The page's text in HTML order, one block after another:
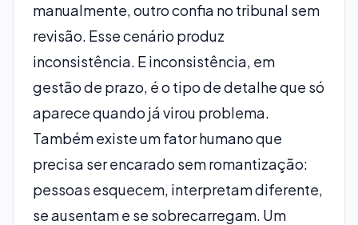
manualmente, outro confia no tribunal sem
revisão. Esse cenário produz
inconsistência. E inconsistência, em
gestão de prazo, é o tipo de detalhe que só
aparece quando já virou problema.
Também existe um fator humano que
precisa ser encarado sem romantização:
pessoas esquecem, interpretam diferente,
se ausentam e se sobrecarregam. Um